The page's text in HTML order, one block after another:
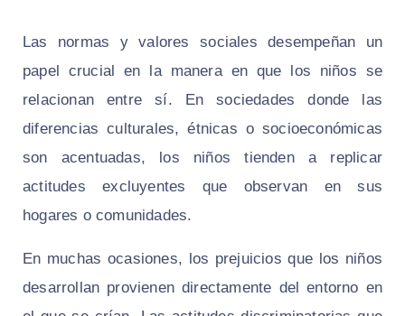
Las normas y valores sociales desempeñan un
papel crucial en la manera en que los niños se
relacionan entre sí. En sociedades donde las
diferencias culturales, étnicas o socioeconómicas
son acentuadas, los niños tienden a replicar
actitudes excluyentes que observan en sus
hogares o comunidades.
En muchas ocasiones, los prejuicios que los niños
desarrollan provienen directamente del entorno en